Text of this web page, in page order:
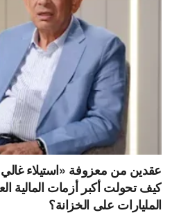
عقدين من معزوفة «استيلاء غالي
كيف تحولت أكبر أزمات المالية
المليارات على الخزانة؟